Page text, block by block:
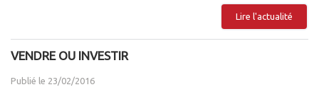
Lire l'actualité
VENDRE OU INVESTIR
Publié le 23/02/2016